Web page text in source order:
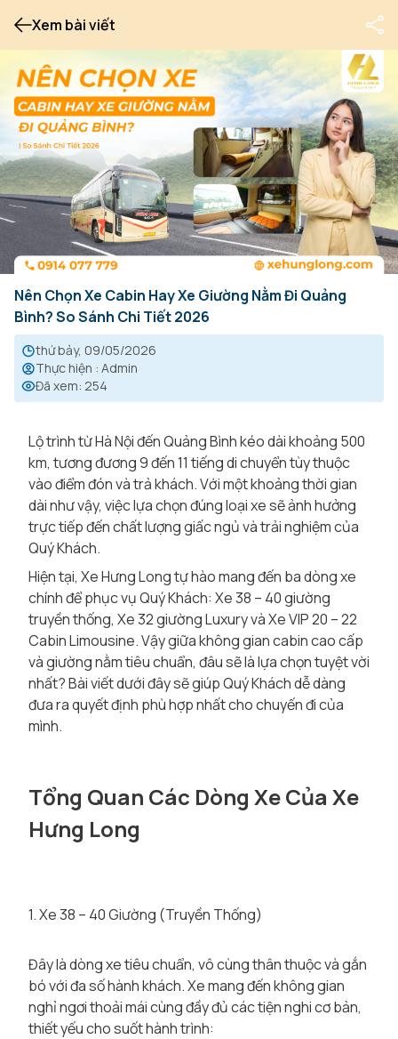
Xem bài viết
Nên Chọn Xe Cabin Hay Xe Giường Nằm Đi Quảng
Bình? So Sánh Chi Tiết 2026
thứ bảy, 09/05/2026
Thực hiện : Admin
Đã xem: 254
Lộ trình từ Hà Nội đến Quảng Bình kéo dài khoảng 500
km, tương đương 9 đến 11 tiếng di chuyển tùy thuộc
vào điểm đón và trả khách. Với một khoảng thời gian
dài như vậy, việc lựa chọn đúng loại xe sẽ ảnh hưởng
trực tiếp đến chất lượng giấc ngủ và trải nghiệm của
Quý Khách.
Hiện tại, Xe Hưng Long tự hào mang đến ba dòng xe
chính để phục vụ Quý Khách: Xe 38 – 40 giường
truyền thống, Xe 32 giường Luxury và Xe VIP 20 – 22
Cabin Limousine. Vậy giữa không gian cabin cao cấp
và giường nằm tiêu chuẩn, đâu sẽ là lựa chọn tuyệt vời
nhất? Bài viết dưới đây sẽ giúp Quý Khách dễ dàng
đưa ra quyết định phù hợp nhất cho chuyến đi của
mình.
Tổng Quan Các Dòng Xe Của Xe
Hưng Long
1. Xe 38 – 40 Giường (Truyền Thống)
Đây là dòng xe tiêu chuẩn, vô cùng thân thuộc và gắn
bó với đa số hành khách. Xe mang đến không gian
nghỉ ngơi thoải mái cùng đầy đủ các tiện nghi cơ bản,
thiết yếu cho suốt hành trình: